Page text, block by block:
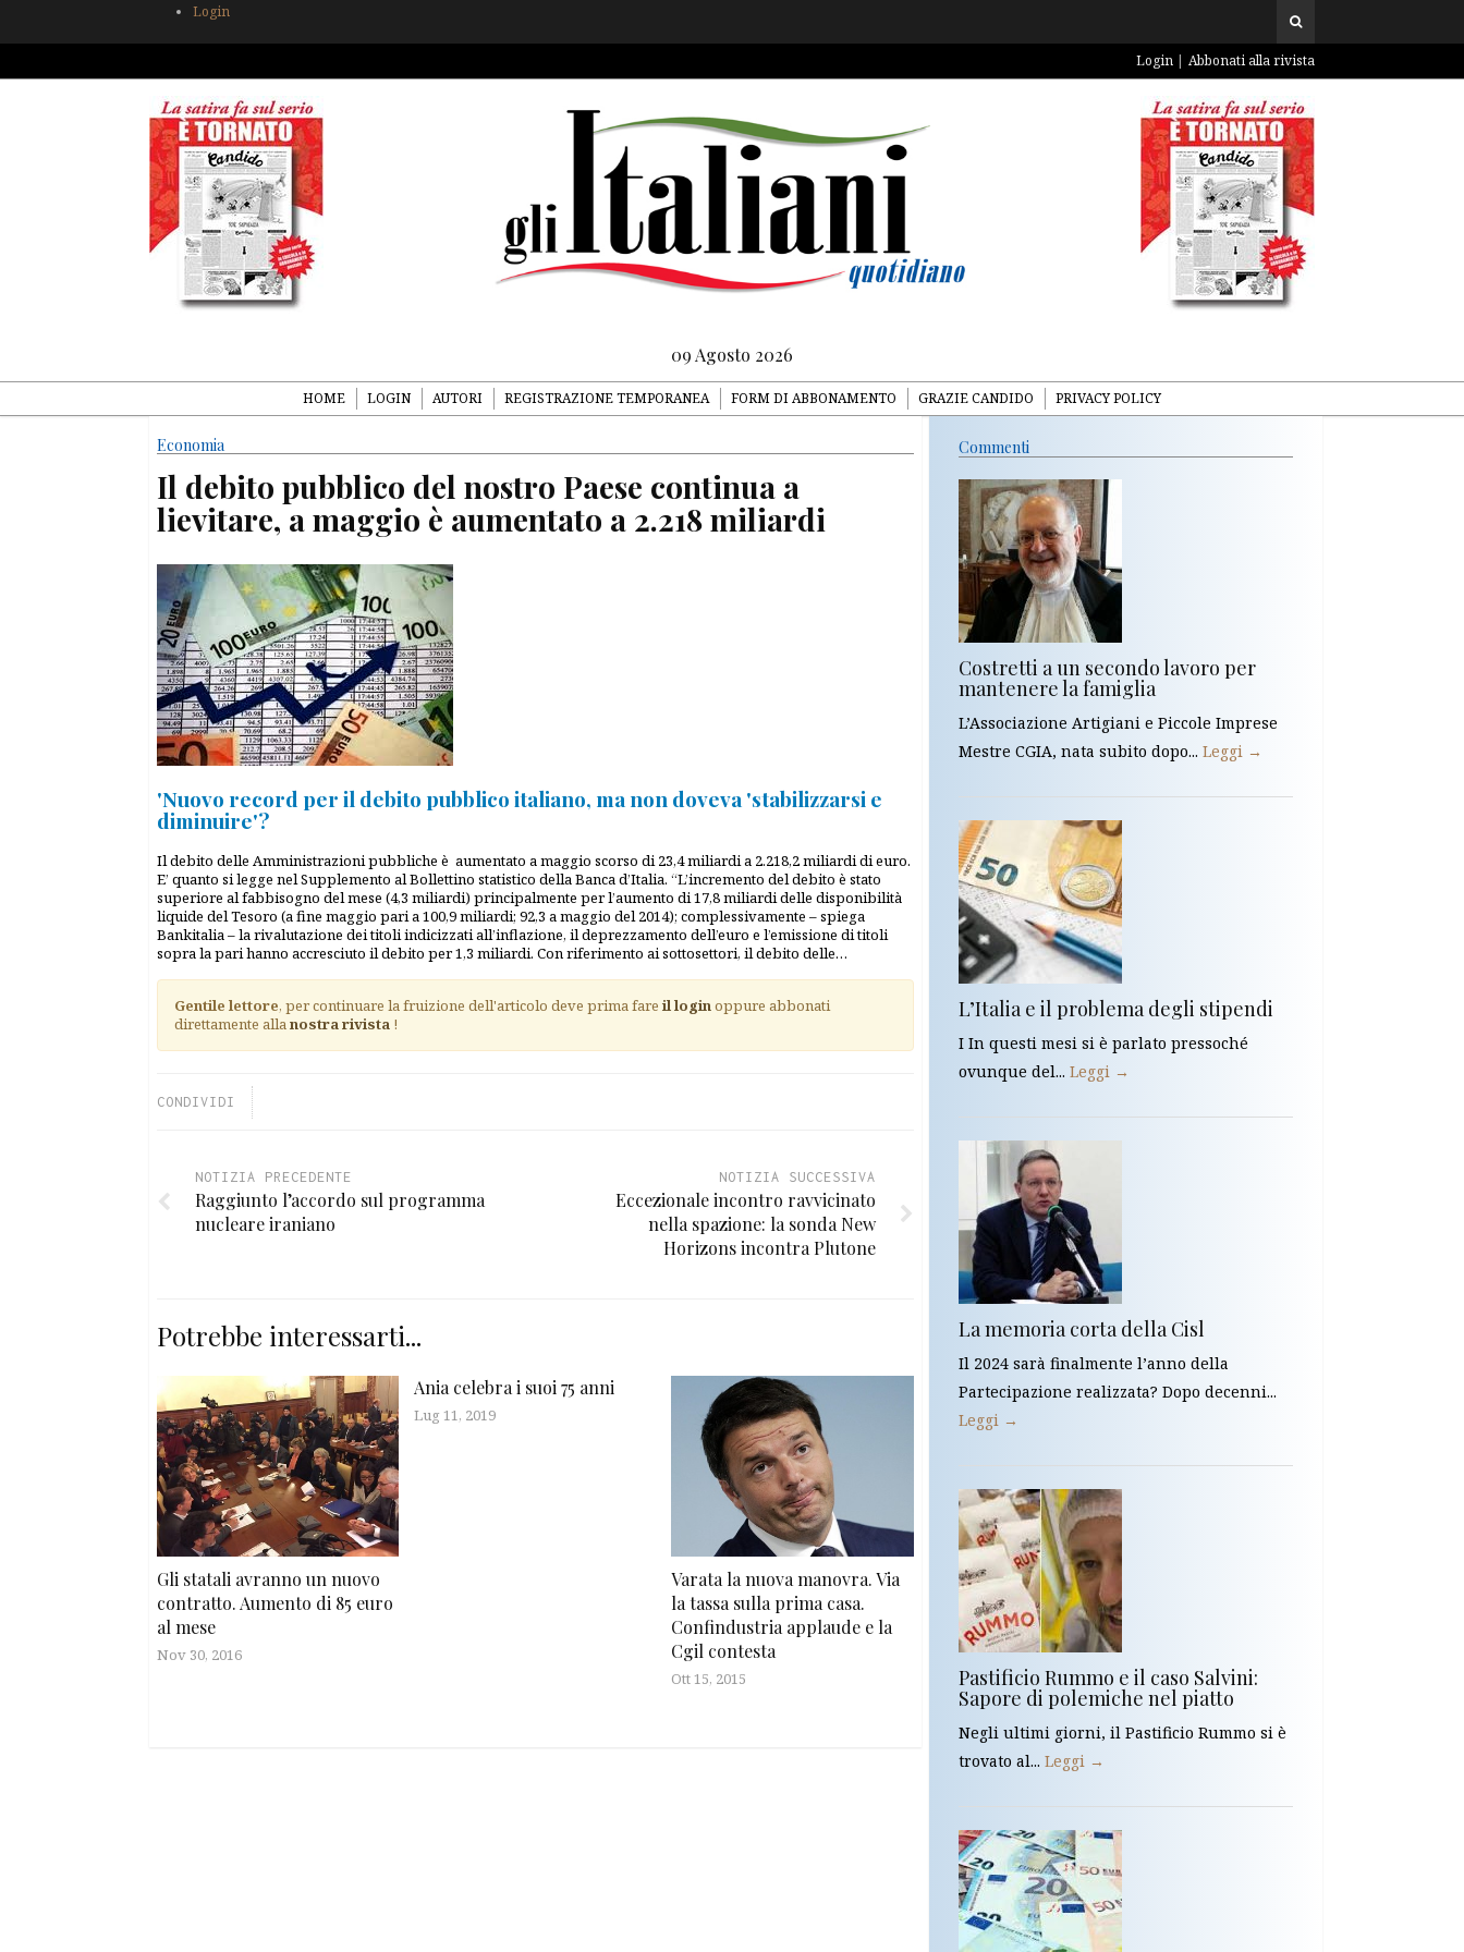
Login
Login Abbonati alla rivista
09 Agosto 2026
HOME LOGIN AUTORI REGISTRAZIONE TEMPORANEA FORM DI ABBONAMENTO GRAZIE CANDIDO PRIVACY POLICY
Economia
Il debito pubblico del nostro Paese continua a
lievitare, a maggio è aumentato a 2.218 miliardi
'Nuovo record per il debito pubblico italiano, ma non doveva 'stabilizzarsi e
diminuire'?
Il debito delle Amministrazioni pubbliche è aumentato a maggio scorso di 23,4 miliardi a 2.218,2 miliardi di euro.
E’ quanto si legge nel Supplemento al Bollettino statistico della Banca d’Italia. “L’incremento del debito è stato
superiore al fabbisogno del mese (4,3 miliardi) principalmente per l’aumento di 17,8 miliardi delle disponibilità
liquide del Tesoro (a fine maggio pari a 100,9 miliardi; 92,3 a maggio del 2014); complessivamente – spiega
Bankitalia – la rivalutazione dei titoli indicizzati all’inflazione, il deprezzamento dell’euro e l’emissione di titoli
sopra la pari hanno accresciuto il debito per 1,3 miliardi. Con riferimento ai sottosettori, il debito delle…
Gentile lettore, per continuare la fruizione dell'articolo deve prima fare il loginoppure abbonati
direttamente allanostra rivista !
CONDIVIDI
NOTIZIA PRECEDENTE
Raggiunto l’accordo sul programma
nucleare iraniano
NOTIZIA SUCCESSIVA
Eccezionale incontro ravvicinato
nella spazione: la sonda New
Horizons incontra Plutone
Potrebbe interessarti...
Gli statali avranno un nuovo
contratto. Aumento di 85 euro
al mese
Nov 30, 2016
Ania celebra i suoi 75 anni
Lug 11, 2019
Varata la nuova manovra. Via
la tassa sulla prima casa.
Confindustria applaude e la
Cgil contesta
Ott 15, 2015
Commenti
Costretti a un secondo lavoro per
mantenere la famiglia
L’Associazione Artigiani e Piccole Imprese
Mestre CGIA, nata subito dopo... Leggi →
L’Italia e il problema degli stipendi
I In questi mesi si è parlato pressoché
ovunque del... Leggi →
La memoria corta della Cisl
Il 2024 sarà finalmente l’anno della
Partecipazione realizzata? Dopo decenni...
Leggi →
Pastificio Rummo e il caso Salvini:
Sapore di polemiche nel piatto
Negli ultimi giorni, il Pastificio Rummo si è
trovato al... Leggi →